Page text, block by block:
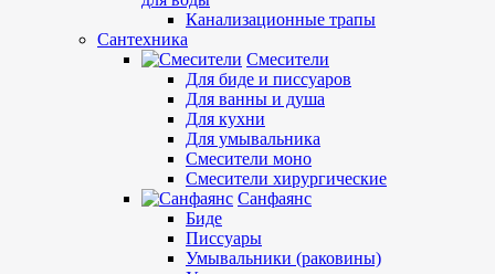
Канализационные трапы
Сантехника
Смесители
Для биде и писсуаров
Для ванны и душа
Для кухни
Для умывальника
Смесители моно
Смесители хирургические
Санфаянс
Биде
Писсуары
Умывальники (раковины)